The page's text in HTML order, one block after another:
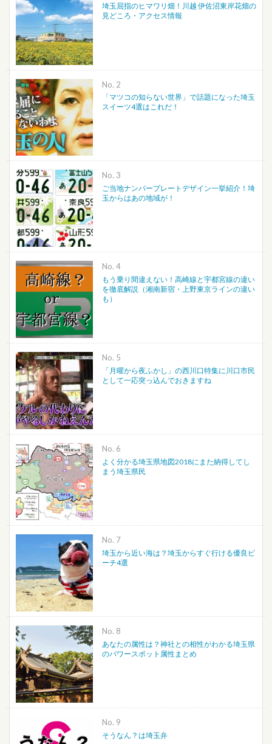
埼玉屈指のヒマワリ畑！川越 伊佐沼東岸花畑の
見どころ・アクセス情報
No.
「マツコの知らない世界」で話題になった埼玉
スイーツ4選はこれだ！
No.
ご当地ナンバープレートデザイン一挙紹介！埼
玉からはあの地域が！
No.
もう乗り間違えない！高崎線と宇都宮線の違い
を徹底解説（湘南新宿・上野東京ラインの違い
も）
No.
「月曜から夜ふかし」の西川口特集に川口市民
として一応突っ込んでおきますね
No.
よく分かる埼玉県地図2018にまた納得してし
まう埼玉県民
No.
埼玉から近い海は？埼玉からすぐ行ける優良ビ
ーチ4選
No.
あなたの属性は？神社との相性がわかる埼玉県
のパワースポット属性まとめ
No.
そうなん？は埼玉弁